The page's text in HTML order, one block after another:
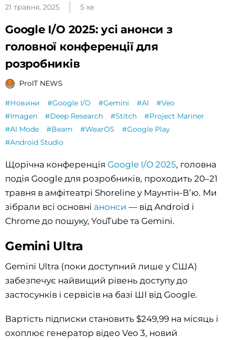
21 травня, 2025 5 хв
Google I/O 2025: усі анонси з
головної конференції для
розробників
ProIT NEWS
#Новини #Google I/O #Gemini #AI
#Veo
#Imagen
#Deep Research #Stitch
#Project Mariner
#AI Mode
#Beam #WearOS
#Google Play
#Android Studio
Щорічна конференція Google I/O 2025, головна
подія Google для розробників, проходить 20–21
травня в амфітеатрі Shoreline у Маунтін-В’ю. Ми
зібрали всі основні анонси — від Android і
Chrome до пошуку, YouTube та Gemini.
Gemini Ultra
Gemini Ultra (поки доступний лише у США)
забезпечує найвищий рівень доступу до
застосунків і сервісів на базі ШІ від Google.
Вартість підписки становить $249,99 на місяць і
охоплює генератор відео Veo 3, новий